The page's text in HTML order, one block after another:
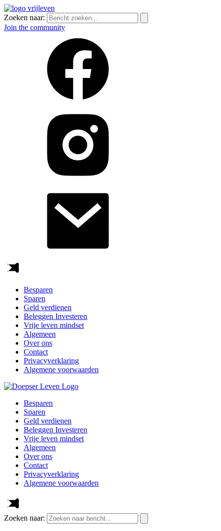
Zoeken naar:
Join the community
Besparen
Sparen
Geld verdienen
Beleggen Investeren
Vrije leven mindset
Algemeen
Over ons
Contact
Privacyverklaring
Algemene voorwaarden
Besparen
Sparen
Geld verdienen
Beleggen Investeren
Vrije leven mindset
Algemeen
Over ons
Contact
Privacyverklaring
Algemene voorwaarden
Zoeken naar: